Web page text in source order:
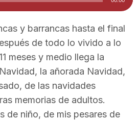
y barrancas hasta el final
de todo lo vivido a lo
meses y medio llega la
la añorada Navidad,
de las navidades
memorias de adultos.
de niño, de mis pesares de